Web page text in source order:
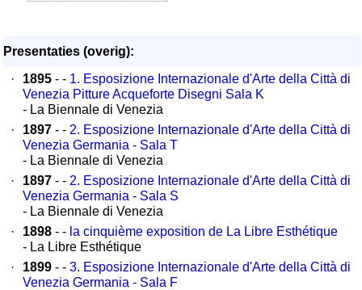
Presentaties (overig):
·
1895 - - 1. Esposizione Internazionale d'Arte della Città di
Venezia Pitture Acqueforte Disegni Sala K
- La Biennale di Venezia
·
1897 - - 2. Esposizione Internazionale d'Arte della Città di
Venezia Germania - Sala T
- La Biennale di Venezia
·
1897 - - 2. Esposizione Internazionale d'Arte della Città di
Venezia Germania - Sala S
- La Biennale di Venezia
·
1898 - - la cinquième exposition de La Libre Esthétique
- La Libre Esthétique
·
1899 - - 3. Esposizione Internazionale d'Arte della Città di
Venezia Germania - Sala F